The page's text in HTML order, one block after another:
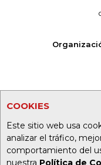
COOKIES
Este sitio web usa
analizar el tráfico,
comportamiento del
nuestra Política de